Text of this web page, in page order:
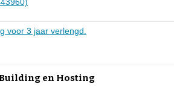
voor 3 jaar verlengd.
en Hosting